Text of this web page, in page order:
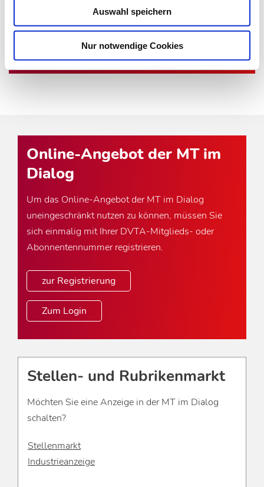
Auswahl speichern
Nur notwendige Cookies
Newsletter abonnieren
Online-Angebot der MT im
Dialog
Um das Online-Angebot der MT im Dialog
uneingeschränkt nutzen zu können, müssen Sie
sich einmalig mit Ihrer DVTA-Mitglieds- oder
Abonnentennummer registrieren.
zur Registrierung
Zum Login
Stellen- und Rubrikenmarkt
Möchten Sie eine Anzeige in der MT im Dialog
schalten?
Stellenmarkt
Industrieanzeige